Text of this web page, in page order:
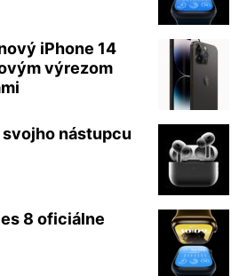
iPhone 14
výrezom
nástupcu
8 oficiálne